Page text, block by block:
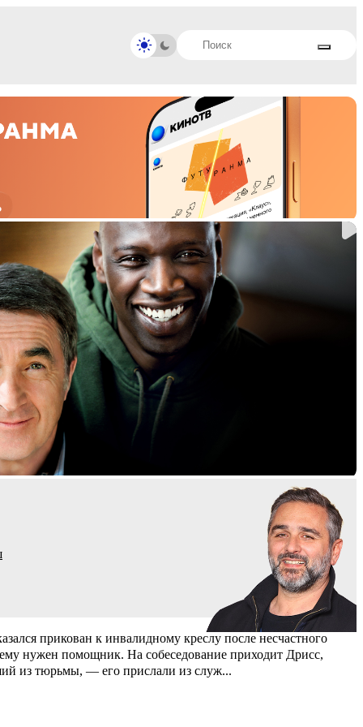
прикован к инвалидному креслу после несчастного
ему нужен помощник. На собеседование приходит Дрисс,
из тюрьмы, — его прислали из служ...